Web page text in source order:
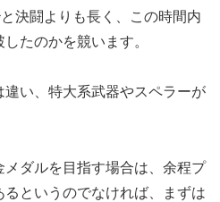
決闘よりも長く、この時間内
たのかを競います。
い、特大系武器やスペラーが
ダルを目指す場合は、余程プ
というのでなければ、まずは